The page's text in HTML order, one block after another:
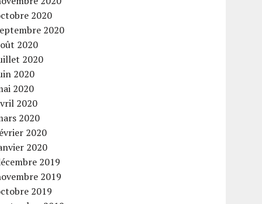
2020
2020
2020
2020
2020
2020
2020
2020
2020
2020
2019
2019
2019